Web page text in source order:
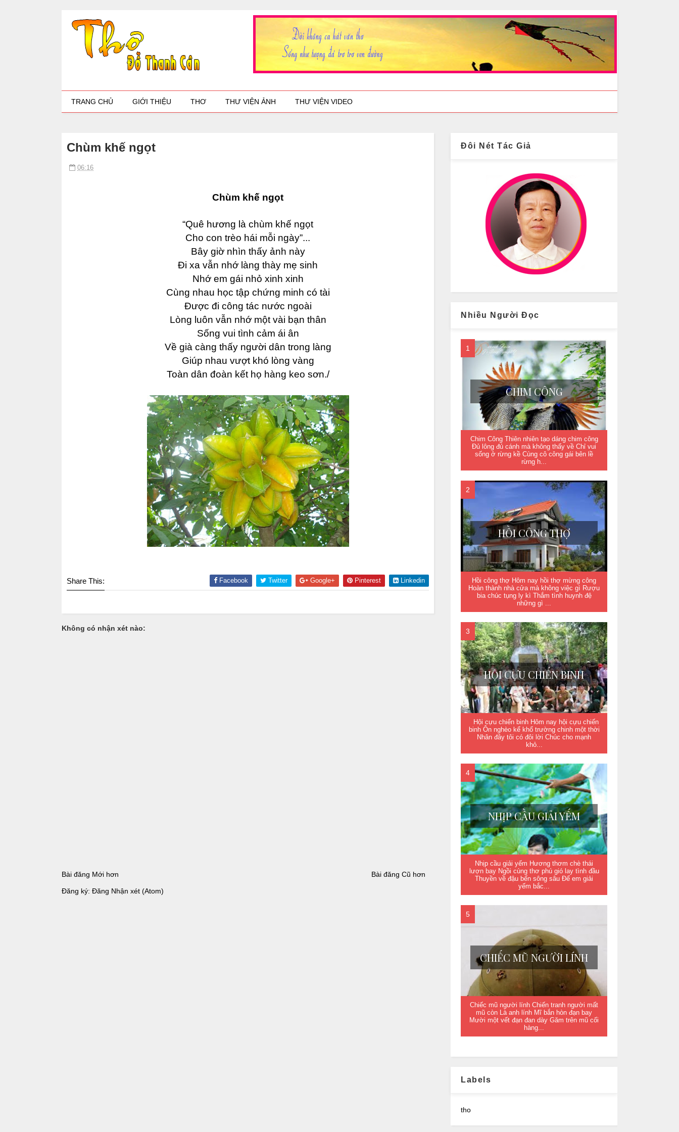
TRANG CHỦ GIỚI THIỆU THƠ THƯ VIỆN ẢNH THƯ VIỆN VIDEO
Chùm khế ngọt
06:16
Chùm khế ngọt
“Quê hương là chùm khế ngọt
Cho con trèo hái mỗi ngày”...
Bây giờ nhìn thấy ảnh này
Đi xa vẫn nhớ làng thày mẹ sinh
Nhớ em gái nhỏ xinh xinh
Cùng nhau học tập chứng minh có tài
Được đi công tác nước ngoài
Lòng luôn vẫn nhớ một vài bạn thân
Sống vui tình cảm ái ân
Về già càng thấy người dân trong làng
Giúp nhau vượt khó lòng vàng
Toàn dân đoàn kết họ hàng keo sơn./
Share This: Facebook Twitter Google+ Pinterest Linkedin
Không có nhận xét nào:
Bài đăng Mới hơn Bài đăng Cũ hơn
Đăng ký: Đăng Nhận xét (Atom)
Đôi Nét Tác Giả
Nhiều Người Đọc
CHIM CÔNG
Chim Công Thiên nhiên tạo dáng chim công
Đủ lông đủ cánh mà không thấy về Chỉ vui
sống ở rừng kề Cùng cô công gái bên lề
rừng h...
HỒI CÔNG THỢ
Hồi công thợ Hôm nay hồi thợ mừng công
Hoàn thành nhà cửa mà không việc gì Rượu
bia chúc tụng ly kì Thắm tình huynh đệ
những gì ...
HỘI CỰU CHIẾN BINH
Hội cựu chiến binh Hôm nay hội cựu chiến
binh Ôn nghèo kể khổ trường chinh một thời
Nhân đây tôi có đôi lời Chúc cho mạnh
khỏ...
NHỊP CẦU GIẢI YẾM
Nhịp cầu giải yếm Hương thơm chè thái
lượn bay Ngồi cùng thơ phú gió lay tình đầu
Thuyền về đậu bến sông sâu Để em giải
yếm bắc...
CHIẾC MŨ NGƯỜI LÍNH
Chiếc mũ người lính Chiến tranh người mất
mũ còn Là anh lính Mĩ bắn hòn đạn bay
Mười một vết đạn đan dày Găm trên mũ cối
hàng...
Labels
tho